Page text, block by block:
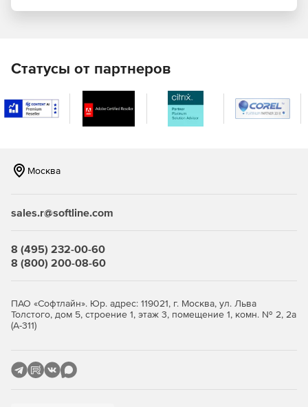
предоставления функции антивирусного
база данных доступны для каждого физического
хоста.
оборудования и мобильных устройств.
облачных сред не использует агентские компоненты,
возникновения пробелов в безопасности.
регулярные обновления баз помогают блокировать
существующие и новые угрозы. Модуль
Внедрение и управление:
Статусы от партнеров
Москва
sales.r@softline.com
8 (495) 232-00-60
8 (800) 200-08-60
ПАО «Софтлайн». Юр. адрес: 119021, г. Москва, ул. Льва
Толстого, дом 5, строение 1, этаж 3, помещение 1, комн. № 2, 2а
(А-311)